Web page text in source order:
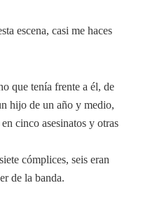
escena, casi me haces
que tenía frente a él, de
hijo de un año y medio,
cinco asesinatos y otras
cómplices, seis eran
de la banda.